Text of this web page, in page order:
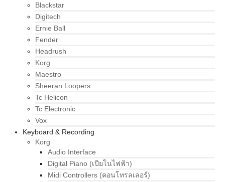
Blackstar
Digitech
Ernie Ball
Fender
Headrush
Korg
Maestro
Sheeran Loopers
Tc Helicon
Tc Electronic
Vox
Keyboard & Recording
Korg
Audio Interface
Digital Piano (เปียโนไฟฟ้า)
Midi Controllers (คอนโทรลเลอร์)